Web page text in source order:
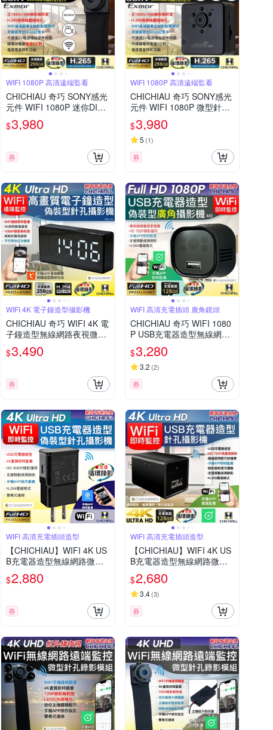
WIFI 1080P 高清遠端監看
CHICHIAU 奇巧 SONY感光
元件 WIFI 1080P 迷你DIY
微型針孔遠端網路攝影機錄
影模組 X3M
$3,980
券
WIFI 1080P 高清遠端監看
CHICHIAU 奇巧 SONY感光
元件 WIFI 1080P 微型針孔
紅外線夜視遠端網路攝影機
X3
$3,980
5 (1)
券
WIFI 4K 電子鐘造型攝影機
CHICHIAU 奇巧 WIFI 4K 電
子鐘造型無線網路夜視微型
針孔攝影機XA 影音記錄器
$3,490
券
WIFI 高清充電插頭 廣角鏡頭
CHICHIAU 奇巧 WIFI 1080
P USB充電器造型無線網路
夜視微型廣角攝影機M3 影
音記錄器
$3,280
3.2 (2)
券
WIFI 高清充電插頭造型
【CHICHIAU】WIFI 4K US
B充電器造型無線網路微型
針孔攝影機M7
$2,880
券
WIFI 高清充電插頭造型
【CHICHIAU】WIFI 4K US
B充電器造型無線網路微型
針孔攝影機WM1
$2,680
3.4(3)
券